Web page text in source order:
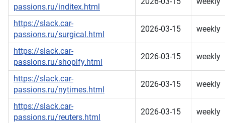
passions.ru/inditex.html
https://slack.car-
passions.ru/surgical.html
2026-03-15 weekly
https://slack.car-
passions.ru/shopify.html
2026-03-15 weekly
https://slack.car-
passions.ru/nytimes.html
2026-03-15 weekly
https://slack.car-
passions.ru/reuters.html
2026-03-15 weekly